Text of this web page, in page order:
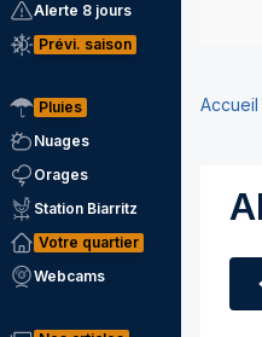
Alerte 8 jours
Prévi. saison
Pluies
Nuages
Orages
Station Biarritz
Votre quartier
Webcams
Accueil